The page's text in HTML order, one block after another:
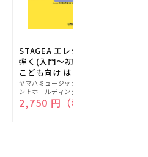
STAGEA エレクトーンで
弾く(入門～初級) Vol.86
こども向け はじめよう！
ELB-02(楽器のトリセツ
付)
販
売
元:
ヤマハミュージックエンタテインメ
ントホールディングス
通常価格
2,750 円（税込）